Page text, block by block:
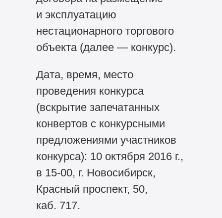
и эксплуатацию
нестационарного торгового
объекта (далее — конкурс).
Дата, время, место
проведения конкурса
(вскрытие запечатанных
конвертов с конкурсными
предложениями участников
конкурса): 10 октября 2016 г.,
в 15-00, г. Новосибирск,
Красный проспект, 50,
каб. 717.